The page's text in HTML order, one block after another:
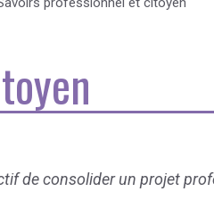
de consolider un projet